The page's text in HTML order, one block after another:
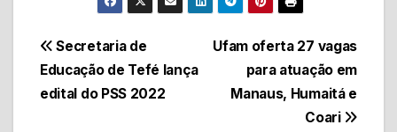
Navegação
de
Ufam oferta 27 vagas
para atuação em
Manaus, Humaitá e
Coari
Secretaria de
Educação de Tefé lança
edital do PSS 2022